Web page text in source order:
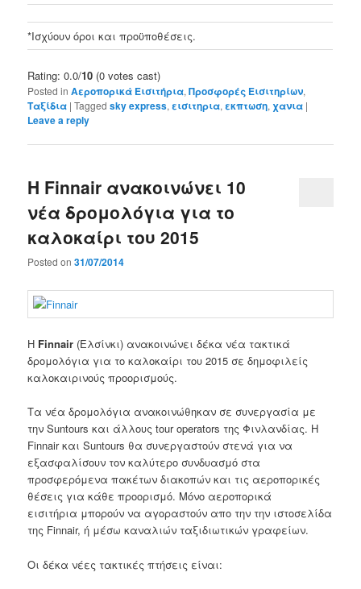
*Ισχύουν όροι και προϋποθέσεις.
Rating: 0.0/10 (0 votes cast)
Posted in Αεροπορικά Εισιτήρια,Προσφορές Εισιτηρίων,
Ταξίδια |Tagged sky express,εισιτηρια,εκπτωση, χανια |
Leave a reply
Η Finnair ανακοινώνει 10
νέα δρομολόγια για το
καλοκαίρι του 2015
Posted on31/07/2014
Η Finnair (Ελσίνκι) ανακοινώνει δέκα νέα τακτικά
δρομολόγια για το καλοκαίρι του 2015 σε δημοφιλείς
καλοκαιρινούς προορισμούς.
Τα νέα δρομολόγια ανακοινώθηκαν σε συνεργασία με
τηνSuntours και άλλους tour operators της Φινλανδίας. Η
Finnair και Suntours θα συνεργαστούν στενά για να
εξασφαλίσουν τον καλύτερο συνδυασμό στα
προσφερόμενα πακέτων διακοπών και τις αεροπορικές
θέσεις για κάθε προορισμό. Μόνο αεροπορικά
εισιτήρια μπορούν να αγοραστούν απο την την ιστοσελίδα
της Finnair, ή μέσωκαναλιών ταξιδιωτικών γραφείων.
Οι δέκα νέες τακτικές πτήσεις είναι: